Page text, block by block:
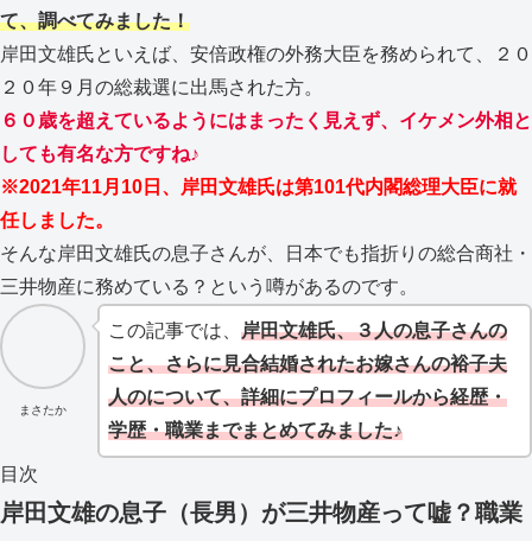
て、調べてみました！
岸田文雄氏といえば、安倍政権の外務大臣を務められて、２０
２０年９月の総裁選に出馬された方。
６０歳を超えているようにはまったく見えず、イケメン外相と
しても有名な方ですね♪
※2021年11月10日、岸田文雄氏は第101代内閣総理大臣に就
任しました。
そんな岸田文雄氏の息子さんが、日本でも指折りの総合商社・
三井物産に務めている？という噂があるのです。
まさたか
この記事では、 岸田文雄氏、３人の息子さんの
こと、さらに見合結婚されたお嫁さんの裕子夫
人のについて、詳細にプロフィールから経歴・
学歴・職業までまとめてみました♪
目次
岸田文雄の息子（長男）が三井物産って嘘？職業